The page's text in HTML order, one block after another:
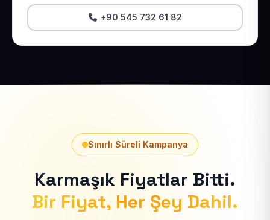
+90 545 732 61 82
Sınırlı Süreli Kampanya
Karmaşık Fiyatlar Bitti.
Bir Fiyat, Her Şey Dahil.